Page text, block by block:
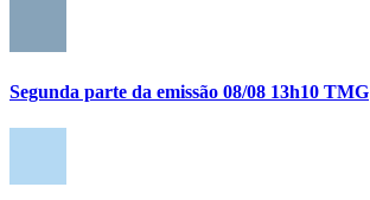
Segunda parte da emissão 08/08 13h10 TMG